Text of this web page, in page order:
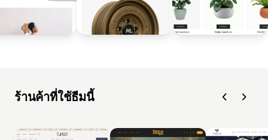
ร้านค้าที่ใช้ธีมนี้